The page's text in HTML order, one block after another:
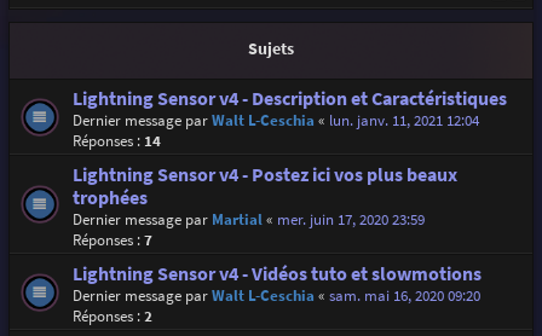
Sujets
Lightning Sensor v4 - Description et Caractéristiques
Dernier message parWalt L-Ceschia « lun. janv. 11, 2021 12:04
Réponses : 14
Lightning Sensor v4 - Postez ici vos plus beaux
trophées
Dernier message par Martial« mer. juin 17, 2020 23:59
Réponses :7
Lightning Sensor v4 - Vidéos tuto et slowmotions
Dernier message parWalt L-Ceschia « sam. mai 16, 2020 09:20
Réponses :2